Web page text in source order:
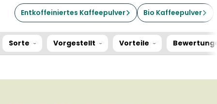
Entkoffeiniertes Kaffeepulver Bio Kaffeepulver
Sorte Vorgestellt Vorteile